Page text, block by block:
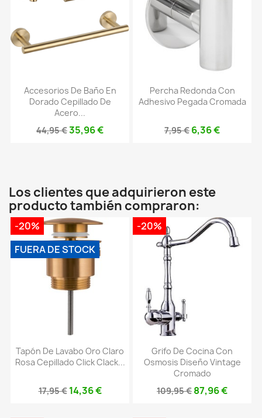
Accesorios De Baño En
Dorado Cepillado De
Acero...
44,95 €35,96 €
Percha Redonda Con
Adhesivo Pegada Cromada
7,95 € 6,36 €
Los clientes que adquirieron este
producto también compraron:
Tapón De Lavabo Oro Claro
Rosa Cepillado Click Clack...
17,95 € 14,36 €
-20%
FUERA DE STOCK
Grifo De Cocina Con
Osmosis Diseño Vintage
Cromado
109,95 € 87,96 €
-20%